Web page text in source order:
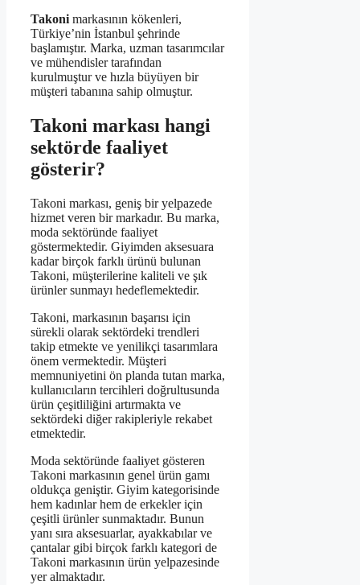
Takoni markasının kökenleri,
Türkiye’nin İstanbul şehrinde
başlamıştır. Marka, uzman tasarımcılar
ve mühendisler tarafından
kurulmuştur ve hızla büyüyen bir
müşteri tabanına sahip olmuştur.
Takoni markası hangi
sektörde faaliyet
gösterir?
Takoni markası, geniş bir yelpazede
hizmet veren bir markadır. Bu marka,
moda sektöründe faaliyet
göstermektedir. Giyimden aksesuara
kadar birçok farklı ürünü bulunan
Takoni, müşterilerine kaliteli ve şık
ürünler sunmayı hedeflemektedir.
Takoni, markasının başarısı için
sürekli olarak sektördeki trendleri
takip etmekte ve yenilikçi tasarımlara
önem vermektedir. Müşteri
memnuniyetini ön planda tutan marka,
kullanıcıların tercihleri doğrultusunda
ürün çeşitliliğini artırmakta ve
sektördeki diğer rakipleriyle rekabet
etmektedir.
Moda sektöründe faaliyet gösteren
Takoni markasının genel ürün gamı
oldukça geniştir. Giyim kategorisinde
hem kadınlar hem de erkekler için
çeşitli ürünler sunmaktadır. Bunun
yanı sıra aksesuarlar, ayakkabılar ve
çantalar gibi birçok farklı kategori de
Takoni markasının ürün yelpazesinde
yer almaktadır.